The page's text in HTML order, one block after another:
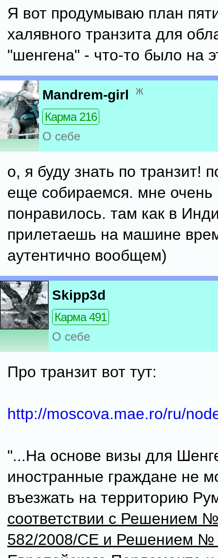
Я вот продумываю план
халявного транзита для
"шенгена" - что-то было на
Mandrem-girl ж
Карма 216
О себе
о, я буду знать по транзит!
еще собираемся. мне очень
понравилось. там как в
прилетаешь на машине
аутентично вообщем)
Skipp3d
Карма 491
О себе
Про транзит вот тут:
http://moscova.mae.ro/ru/
"...На основе визы для
иностранные граждане не
въезжать на территорию
соответствии с Решением №
582/2008/CE и Решением №